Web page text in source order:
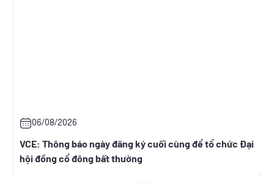
06/08/2026
VCE: Thông báo ngày đăng ký cuối cùng để tổ chức Đại
hội đồng cổ đông bất thường